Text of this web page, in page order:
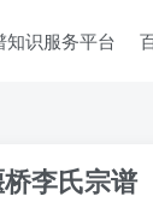
知识服务平台
李氏宗谱